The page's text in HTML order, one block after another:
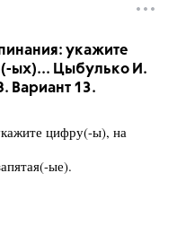
укажите
ых)... Цыбулько И.
Вариант 13.
цифру(-ы), на
ые).